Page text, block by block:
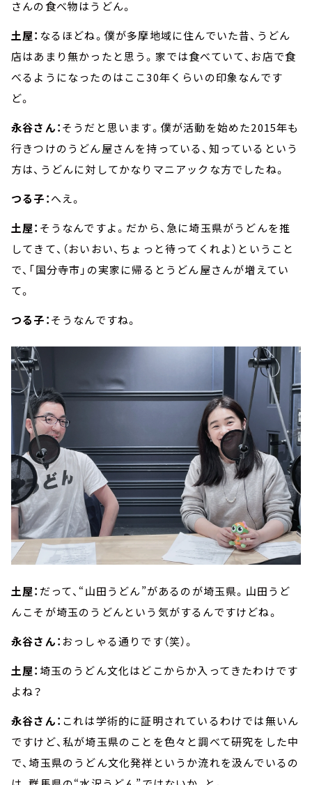
さんの食べ物はうどん。
土屋： なるほどね。僕が多摩地域に住んでいた昔、うどん
店はあまり無かったと思う。家では食べていて、お店で食
べるようになったのはここ30年くらいの印象なんです
ど。
永谷さん：そうだと思います。僕が活動を始めた2015年も
行きつけのうどん屋さんを持っている、知っているという
方は、うどんに対してかなりマニアックな方でしたね。
つる子：へえ。
土屋： そうなんですよ。だから、急に埼玉県がうどんを推
してきて、（おいおい、ちょっと待ってくれよ）ということ
で、「国分寺市」の実家に帰るとうどん屋さんが増えてい
て。
つる子：そうなんですね。
土屋： だって、“山田うどん”があるのが埼玉県。山田うど
んこそが埼玉のうどんという気がするんですけどね。
永谷さん： おっしゃる通りです（笑）。
土屋： 埼玉のうどん文化はどこからか入ってきたわけです
よね？
永谷さん： これは学術的に証明されているわけでは無いん
ですけど、私が埼玉県のことを色々と調べて研究をした中
で、埼玉県のうどん文化発祥というか流れを汲んでいるの